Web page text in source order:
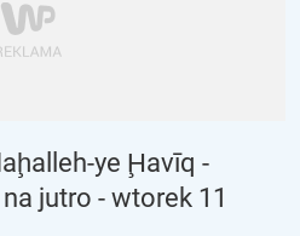
ye Ḩavīq -
jutro - wtorek 11